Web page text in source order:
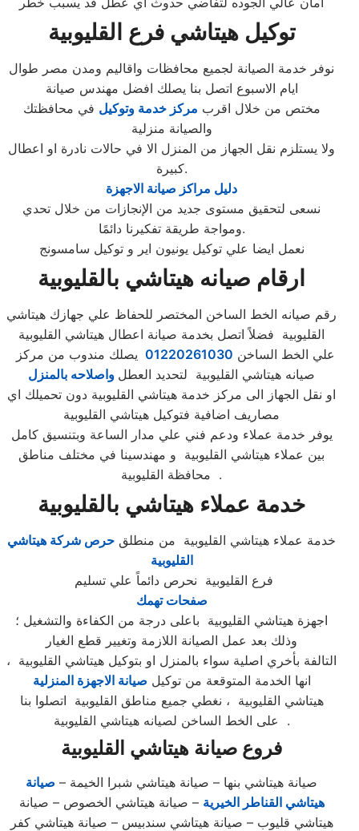
توكيل هيتاشي فرع القليوبية
نوفر خدمة الصيانة لجميع محافظات واقاليم ومدن مصر طوال
ايام الاسبوع اتصل بنا يصلك افضل مهندس صيانة
مختص من خلال اقرب مركز خدمة وتوكيل في محافظتك
والصيانة منزلية
ولا يستلزم نقل الجهاز من المنزل الا في حالات نادرة او اعطال
كبيرة.
دليل مراكز صيانة الاجهزة
نسعى لتحقيق مستوى جديد من الإنجازات من خلال تحدي
ومواجة طريقة تفكيرنا دائمًا.
نعمل ايضا علي توكيل يونيون اير و توكيل سامسونج
ارقام صيانه هيتاشي بالقليوبية
رقم صيانه الخط الساخن المختصر للحفاظ علي جهازك هيتاشي
القليوبية فضلاً اتصل بخدمة صيانة اعطال هيتاشي القليوبية
علي الخط الساخن 01220261030 يصلك مندوب من مركز
صيانه هيتاشي القليوبية لتحديد العطل واصلاحه بالمنزل
او نقل الجهاز الى مركز خدمة هيتاشي القليوبية دون تحميلك اي
مصاريف اضافية فتوكيل هيتاشي القليوبية
يوفر خدمة عملاء ودعم فني علي مدار الساعة وبتنسيق كامل
بين عملاء هيتاشي القليوبية و مهندسينا في مختلف مناطق
محافظة القليوبية .
خدمة عملاء هيتاشي بالقليوبية
خدمة عملاء هيتاشي القليوبية من منطلق حرص شركة هيتاشي
القليوبية
فرع القليوبية نحرص دائماً علي تسليم
صفحات تهمك
اجهزة هيتاشي القليوبية باعلى درجة من الكفاءة والتشغيل ؛
وذلك بعد عمل الصيانة اللازمة وتغيير قطع الغيار
التالفة بأخري اصلية سواء بالمنزل او بتوكيل هيتاشي القليوبية ،
انها الخدمة المتوقعة من توكيل صيانة الاجهزة المنزلية
هيتاشي القليوبية ، نغطي جميع مناطق القليوبية اتصلوا بنا
على الخط الساخن لصيانه هيتاشي القليوبية .
فروع صيانة هيتاشي القليوبية
صيانة هيتاشي بنها – صيانة هيتاشي شبرا الخيمة – صيانة
هيتاشي القناطر الخيرية – صيانة هيتاشي الخصوص – صيانة
هيتاشي قليوب – صيانة هيتاشي سندبيس – صيانة هيتاشي كفر